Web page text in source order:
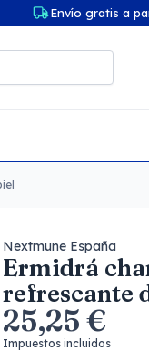
Envío gratis a
Nextmune España
Ermidrá
refrescante
25,25 €
Impuestos incluidos